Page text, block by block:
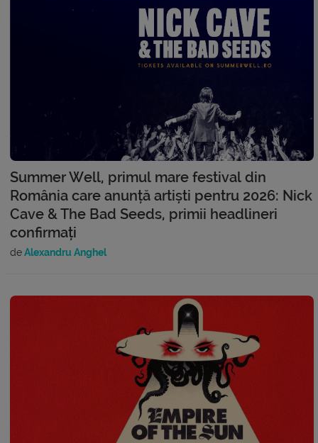
Summer Well, primul mare festival din
România care anunță artiști pentru 2026: Nick
Cave & The Bad Seeds, primii headlineri
confirmați
deAlexandru Anghel